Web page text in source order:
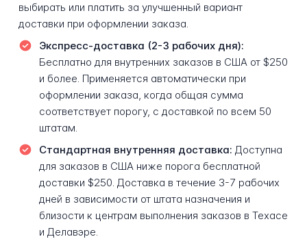
выбирать или платить за улучшенный вариант
доставки при оформлении заказа.
Экспресс-доставка (2-3 рабочих дня):
Бесплатно для внутренних заказов в США от $250
и более. Применяется автоматически при
оформлении заказа, когда общая сумма
соответствует порогу, с доставкой по всем 50
штатам.
Стандартная внутренняя доставка: Доступна
для заказов в США ниже порога бесплатной
доставки $250. Доставка в течение 3-7 рабочих
дней в зависимости от штата назначения и
близости к центрам выполнения заказов в Техасе
и Делавэре.